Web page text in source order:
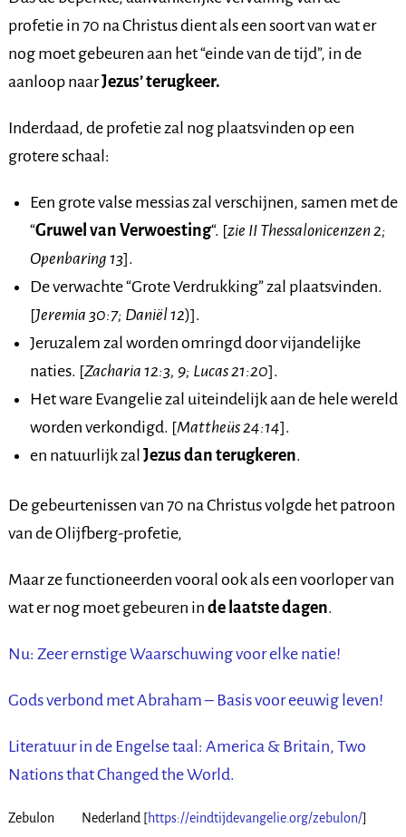
profetie in 70 na Christus dient als een soort van wat er
nog moet gebeuren aan het “einde van de tijd”, in de
aanloop naarJezus’ terugkeer.
Inderdaad, de profetie zal nog plaatsvinden op een
grotere schaal:
Een grote valse messias zal verschijnen, samen met de
“Gruwel van Verwoesting“. [zie II Thessalonicenzen 2;
Openbaring 13].
De verwachte “Grote Verdrukking” zal plaatsvinden.
[Jeremia 30:7; Daniël 12)].
Jeruzalem zal worden omringd door vijandelijke
naties. [Zacharia 12:3, 9; Lucas 21:20].
Het ware Evangelie zal uiteindelijk aan de hele wereld
worden verkondigd. [Mattheüs 24:14].
en natuurlijk zal Jezus dan terugkeren.
De gebeurtenissen van 70 na Christus volgde het patroon
van de Olijfberg-profetie,
Maar ze functioneerden vooral ook als een voorloper van
wat er nog moet gebeuren in de laatste dagen.
Nu: Zeer ernstige Waarschuwing voor elke natie!
Gods verbond met Abraham – Basis voor eeuwig leven!
Literatuur in de Engelse taal: America & Britain, Two
Nations that Changed the World.
Zebulon Nederland [https://eindtijdevangelie.org/zebulon/]